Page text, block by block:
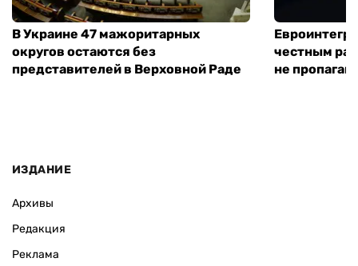
В Украине 47 мажоритарных
округов остаются без
представителей в Верховной Раде
честным
не
ИЗДАНИЕ
Архивы
Редакция
Реклама